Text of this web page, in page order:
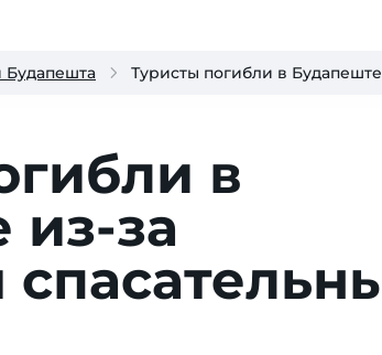
Будапешта Туристы погибли в
в
из-за